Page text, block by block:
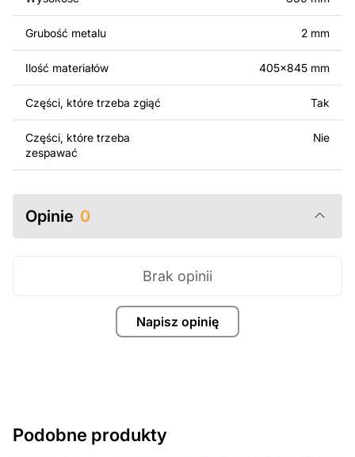
oryginalnych bądź zmodyfikowanych plików jest
surowo zabronione.
Za dodatkową opłatą możemy dostosować projekt
albo wprowadzenie innych modyfikacji według Twoich
potrzeb. Jeśli potrzebujesz indywidualnego projektu
metalowego produktu, skontaktuj się z nami.
Jeśli masz jakiekolwiek pytania lub potrzebujesz
Grubość metalu 2 mm
Ilość materiałów 405x845 mm
Części, które trzeba zgiąć Tak
Części, które trzeba
zespawać
Nie
Opinie 0
Napisz opinię
Brak opinii
Podobne produkty